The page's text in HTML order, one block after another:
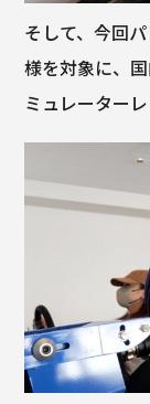
そして、今回
様を対象に、
ミュレーター